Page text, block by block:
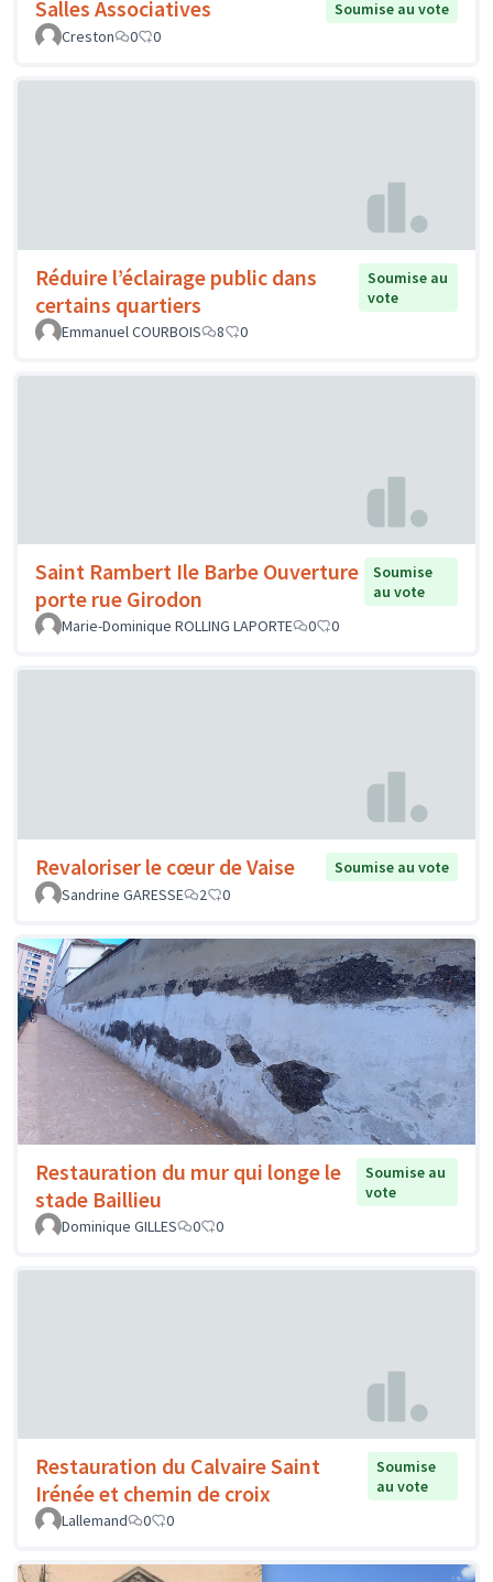
Salles Associatives
Soumise au vote
Creston
0 0
Réduire l’éclairage public dans
certains quartiers
Soumise au
vote
Emmanuel COURBOIS
8 0
Saint Rambert Ile Barbe Ouverture
porte rue Girodon
Soumise
au vote
Marie-Dominique ROLLING LAPORTE
0 0
Revaloriser le cœur de Vaise
Soumise au vote
Sandrine GARESSE
2 0
Restauration du mur qui longe le
stade Baillieu
Soumise au
vote
Dominique GILLES
0 0
Restauration du Calvaire Saint
Irénée et chemin de croix
Soumise
au vote
Lallemand
0 0